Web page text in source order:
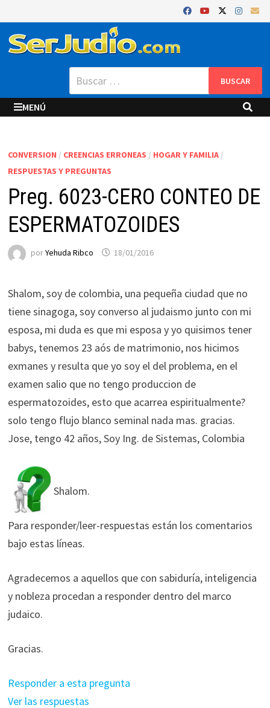
al
contenido
Buscar:
MENÚ
CONVERSION / CREENCIAS ERRONEAS / HOGAR Y FAMILIA/
RESPUESTAS Y PREGUNTAS
Preg. 6023-CERO CONTEO DE
ESPERMATOZOIDES
porYehuda Ribco 18/01/2016
Shalom, soy de colombia, una pequeña ciudad que no
tiene sinagoga, soy converso al judaismo junto con mi
esposa, mi duda es que mi esposa y yo quisimos tener
babys, tenemos 23 aós de matrimonio, nos hicimos
exmanes y resulta que yo soy el del problema, en el
examen salio que no tengo produccion de
espermatozoides, esto que acarrea espiritualmente?
solo tengo flujo blanco seminal nada mas. gracias.
Jose, tengo 42 años, Soy Ing. de Sistemas, Colombia
Shalom.
Para responder/leer-respuestas están los comentarios
bajo estas líneas.
Agradecemos a aquellos que con sabiduría, inteligencia
y nobleza procedan a responder dentro del marco
judaico.
Gracias.
Responder a esta pregunta
Ver las respuestas